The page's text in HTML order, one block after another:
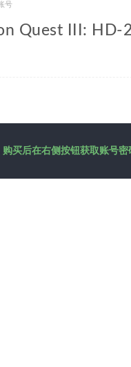
号
Quest III: HD-